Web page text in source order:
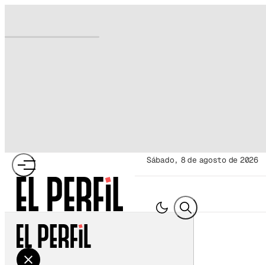
sábado, 8 de agosto de 2026